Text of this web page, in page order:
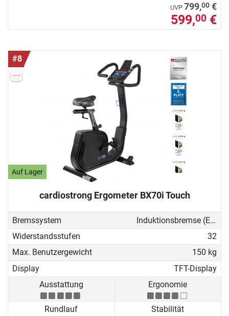
UVP 799,00 €
599,00 €
#8
Auf Lager
cardiostrong Ergometer BX70i Touch
Bremssystem
Induktionsbremse (EMS)
Widerstandsstufen
32
Max. Benutzergewicht
150 kg
Display
TFT-Display
Ausstattung
Ergonomie
Rundlauf Stabilität